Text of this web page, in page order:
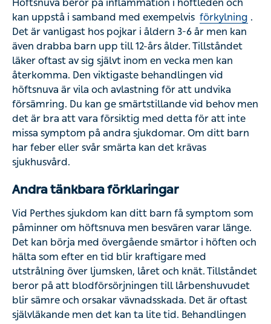
uppstå i samband med exempelvisförkylning. Det är
vanligast hos pojkar i åldern 3-6 år men kan även drabba
barn upp till 12-års ålder. Tillståndet läker oftast av sig
självt inom en vecka men kan återkomma. Den viktigaste
behandlingen vid höftsnuva är vila och avlastning för att
undvika försämring. Du kan ge smärtstillande vid behov
men det är bra att vara försiktig med detta för att inte
missa symptom på andra sjukdomar. Om ditt barn har
feber eller svår smärta kan det krävas sjukhusvård.
Andra tänkbara förklaringar
påminner om höftsnuva men besvären varar länge. Det
efter en tid blir kraftigare med utstrålning över ljumsken,
låret och knät. Tillståndet beror på att blodförsörjningen
till lårbenshuvudet blir sämre och orsakar vävnadsskada.
Det är oftast självläkande men det kan ta lite tid.
Behandlingen består av att undvika överbelastning och
stelhet i leden. Ibland kan det behövas smärtstillande
läkemedel eller kirurgisk åtgärd.